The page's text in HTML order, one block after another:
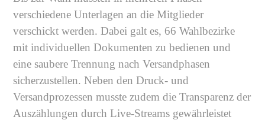
verschiedene Unterlagen an die Mitglieder
verschickt werden. Dabei galt es, 66 Wahlbezirke
mit individuellen Dokumenten zu bedienen und
eine saubere Trennung nach Versandphasen
sicherzustellen. Neben den Druck- und
Versandprozessen musste zudem die Transparenz der
Auszählungen durch Live-Streams gewährleistet